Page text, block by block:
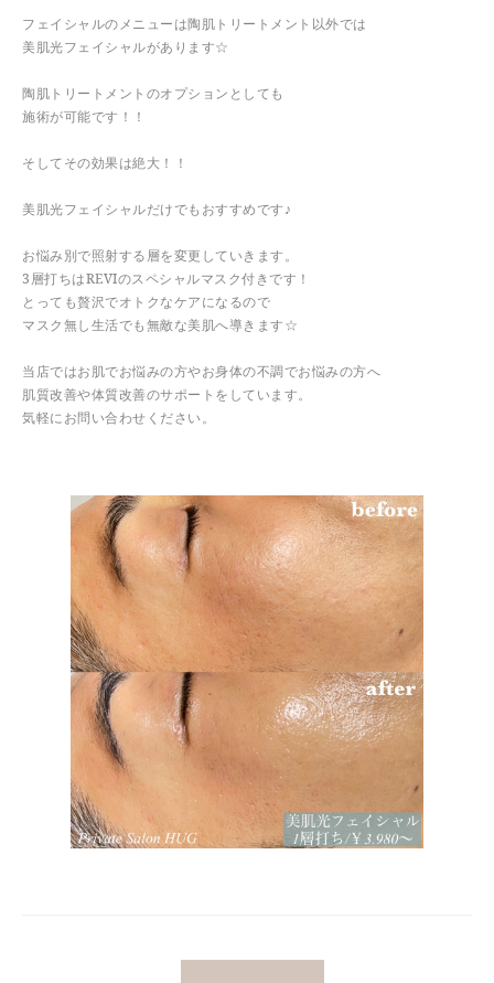
フェイシャルのメニューは陶肌トリートメント以外では
美肌光フェイシャルがあります☆
陶肌トリートメントのオプションとしても
施術が可能です！！
そしてその効果は絶大！！
美肌光フェイシャルだけでもおすすめです♪
お悩み別で照射する層を変更していきます。
3層打ちはREVIのスペシャルマスク付きです！
とっても贅沢でオトクなケアになるので
マスク無し生活でも無敵な美肌へ導きます☆
当店ではお肌でお悩みの方やお身体の不調でお悩みの方へ
肌質改善や体質改善のサポートをしています。
気軽にお問い合わせください。